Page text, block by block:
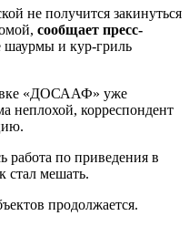
не получится закинуться
сообщает пресс-
шаурмы и кур-гриль
«ДОСААФ» уже
неплохой, корреспондент
работа по приведения в
стал мешать.
продолжается.